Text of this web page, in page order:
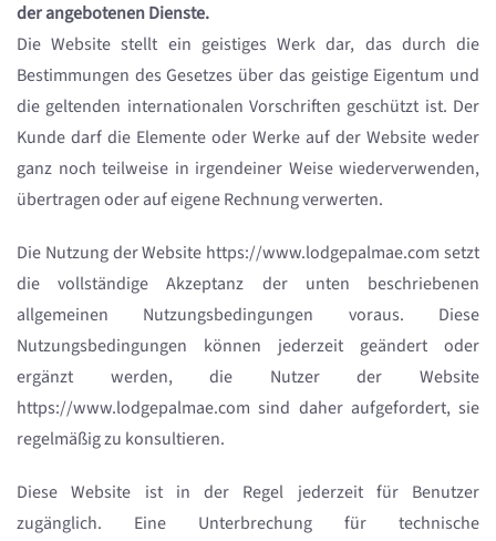
der angebotenen Dienste.
Die Website stellt ein geistiges Werk dar, das durch die
Bestimmungen des Gesetzes über das geistige Eigentum und
die geltenden internationalen Vorschriften geschützt ist. Der
Kunde darf die Elemente oder Werke auf der Website weder
ganz noch teilweise in irgendeiner Weise wiederverwenden,
übertragen oder auf eigene Rechnung verwerten.
Die Nutzung der Website https://www.lodgepalmae.com setzt
die vollständige Akzeptanz der unten beschriebenen
allgemeinen Nutzungsbedingungen voraus. Diese
Nutzungsbedingungen können jederzeit geändert oder
ergänzt werden, die Nutzer der Website
https://www.lodgepalmae.com sind daher aufgefordert, sie
regelmäßig zu konsultieren.
Diese Website ist in der Regel jederzeit für Benutzer
zugänglich. Eine Unterbrechung für technische